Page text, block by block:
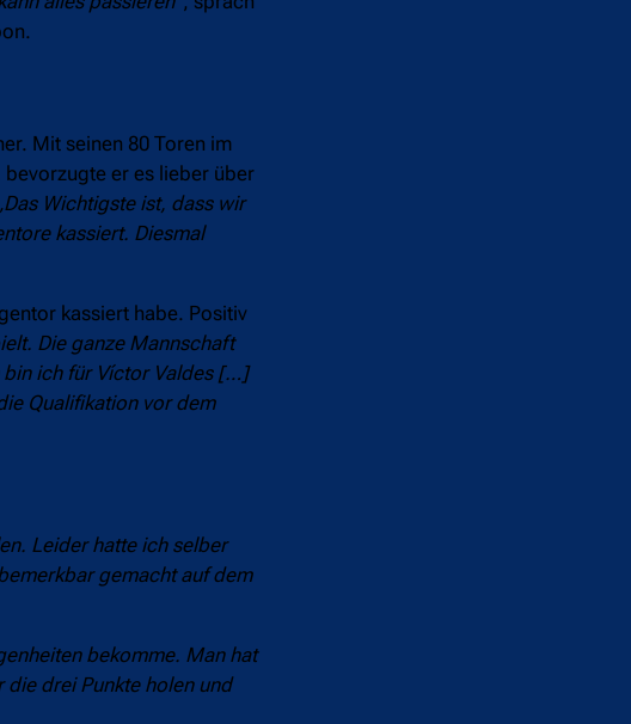
Mit seinen 80 Toren im
bevorzugte er es lieber über
Wichtigste ist, dass wir
kassiert. Diesmal
kassiert habe. Positiv
Die ganze Mannschaft
bin ich für Víctor Valdes […]
Qualifikation vor dem
Leider hatte ich selber
gemacht auf dem
bekomme. Man hat
drei Punkte holen und